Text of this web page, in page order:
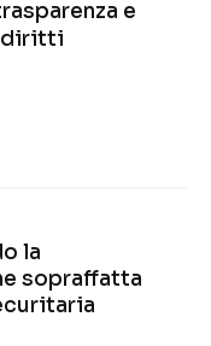
e
diritti
la
sopraffatta